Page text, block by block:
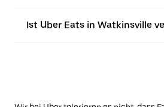
Ist Uber Eats in Watkinsville